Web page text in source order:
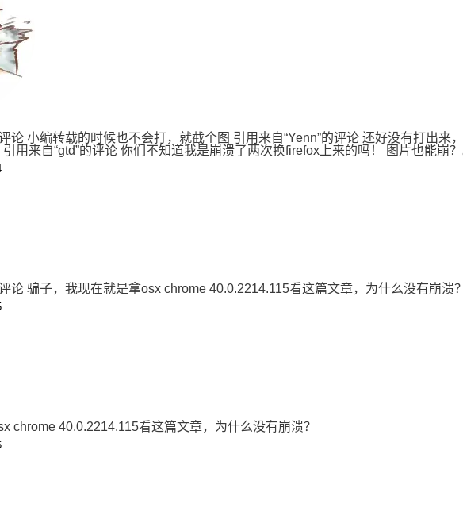
论 小编转载的时候也不会打，就截个图 引用来自“Yenn”的评论 还好没有打出来
用来自“gtd”的评论 你们不知道我是崩溃了两次换firefox上来的吗！ 图片也能崩？
论 骗子，我现在就是拿osx chrome 40.0.2214.115看这篇文章，为什么没有崩溃
chrome 40.0.2214.115看这篇文章，为什么没有崩溃？